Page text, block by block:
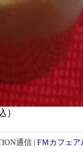
）
通信 | FＭカフェア